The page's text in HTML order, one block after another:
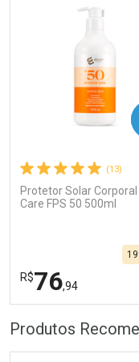
(13)
Protetor Solar Corporal
Care FPS 50 500ml
R$76,94
COMPRAR
Produtos